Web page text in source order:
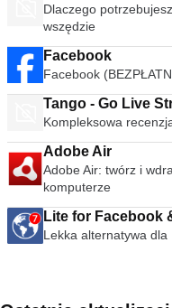
Dlaczego
wszędzie
Facebook
Facebook
Kompleksowa
Adobe Air
Adobe Air: twórz i
komputerze
Lite for Facebook
Lekka alternatywa